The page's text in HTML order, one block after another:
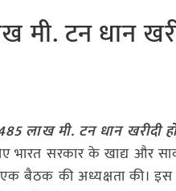
टन धान
लाख मी. टन धान खरीदी
सरकार के खाद्य और
बैठक की अध्यक्षता की।